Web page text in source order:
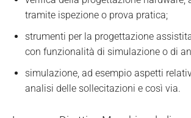
tramite ispezione o prova pratica;
strumenti per la progettazione
con funzionalità di simulazione o di
simulazione, ad esempio aspetti
analisi delle sollecitazioni e così via.